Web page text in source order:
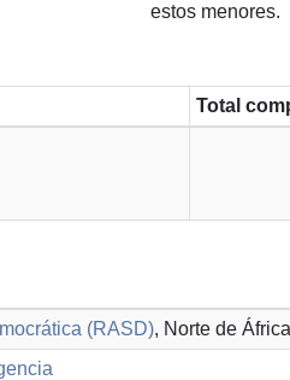
estos menores.
Total
(RASD), Norte de África